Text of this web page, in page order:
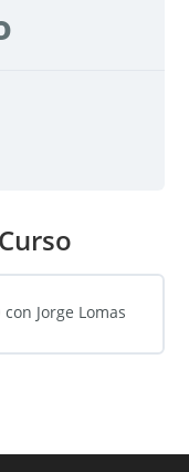
Jorge Lomas